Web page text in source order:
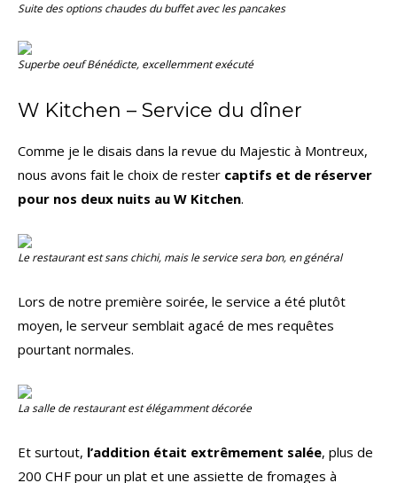
Suite des options chaudes du buffet avec les pancakes
Superbe oeuf Bénédicte, excellemment exécuté
W Kitchen – Service du dîner
Comme je le disais dans la revue du Majestic à Montreux,
nous avons fait le choix de rester captifs et de réserver
pour nos deux nuits au W Kitchen.
Le restaurant est sans chichi, mais le service sera bon, en général
Lors de notre première soirée, le service a été plutôt
moyen, le serveur semblait agacé de mes requêtes
pourtant normales.
La salle de restaurant est élégamment décorée
Et surtout, l’addition était extrêmement salée, plus de
200 CHF pour un plat et une assiette de fromages à